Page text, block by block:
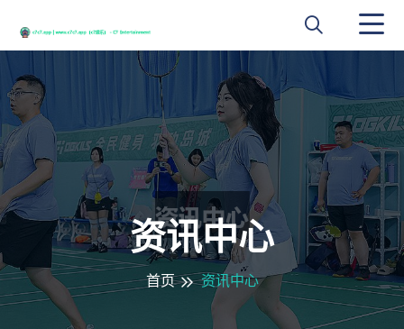
资讯中心
首页 资讯中心